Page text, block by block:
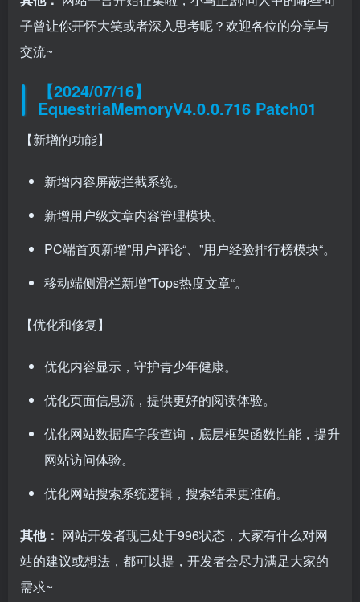
子曾让你开怀大笑或者深入思考呢？欢迎各位的分享与
交流~
【2024/07/16】
EquestriaMemoryV4.0.0.716 Patch01
【新增的功能】
新增内容屏蔽拦截系统。
新增用户级文章内容管理模块。
PC端首页新增”用户评论“、”用户经验排行榜模块“。
移动端侧滑栏新增”Tops热度文章“。
【优化和修复】
优化内容显示，守护青少年健康。
优化页面信息流，提供更好的阅读体验。
优化网站数据库字段查询，底层框架函数性能，提升
网站访问体验。
优化网站搜索系统逻辑，搜索结果更准确。
其他： 网站开发者现已处于996状态，大家有什么对网
站的建议或想法，都可以提，开发者会尽力满足大家的
需求~